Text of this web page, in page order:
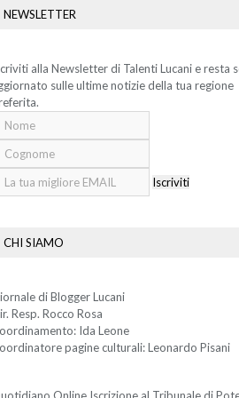
NEWSLETTER
alla Newsletter di Talenti Lucani e resta
sulle ultime notizie della tua regione
Iscriviti
CHI SIAMO
di Blogger Lucani
Resp. Rocco Rosa
Ida Leone
pagine culturali: Leonardo Pisani